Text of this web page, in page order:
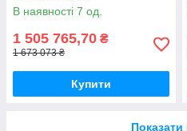
В наявності 7 од.
1 505 765,70 ₴
1 673 073 ₴
Купити